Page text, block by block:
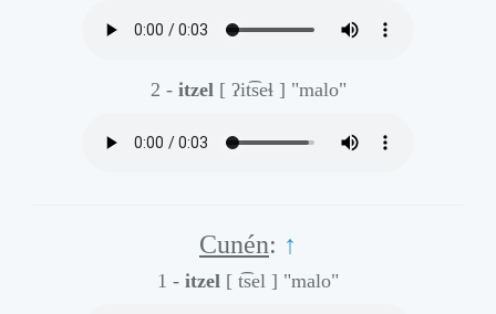
2 - itzel [ ʔit͡seɬ ] "malo"
Cunén: ↑
1 - itzel [ t͡sel ] "malo"